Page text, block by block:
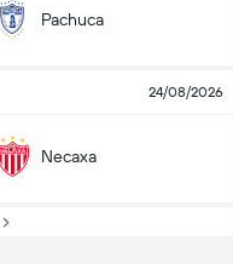
Pachuca
24/08/2026
Necaxa